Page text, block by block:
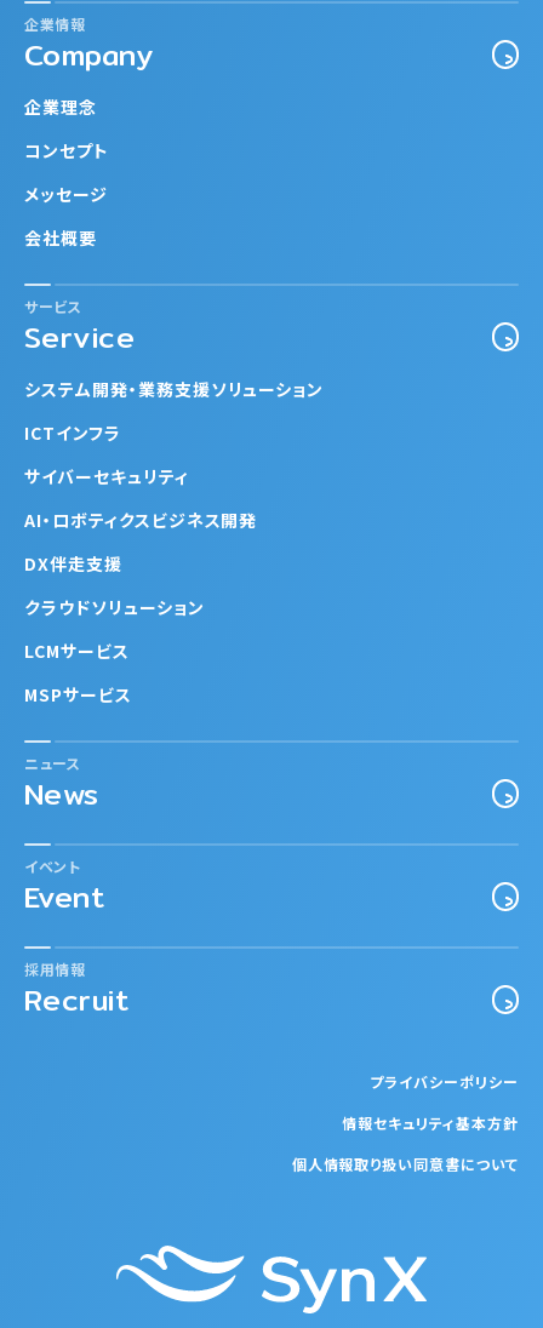
企業情報
Company
企業理念
コンセプト
メッセージ
会社概要
サービス
Service
システム開発・業務支援ソリューション
ICTインフラ
サイバーセキュリティ
AI・ロボティクスビジネス開発
DX伴走支援
クラウドソリューション
LCMサービス
MSPサービス
ニュース
News
イベント
Event
採用情報
Recruit
プライバシーポリシー
情報セキュリティ基本方針
個人情報取り扱い同意書について